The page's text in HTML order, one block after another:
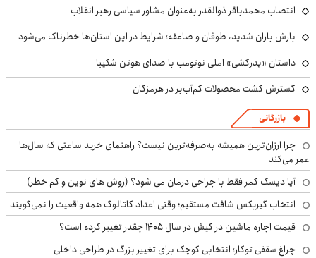
انتصاب محمدباقر ذوالقدر به‌عنوان مشاور سیاسی رهبر انقلاب
بارش باران شدید، طوفان و صاعقه؛ شرایط در این استان‌ها خطرناک می‌شود
داستان «پدرکشی» املی نوتومب با صدای هوتن شکیبا
گسترش کشت محصولات کم‌آب‌بر در هرمزگان
بازرگانی
چرا ارزان‌ترین همیشه به‌صرفه‌ترین نیست؟ راهنمای خرید ساعتی که سال‌ها
عمر می‌کند
آیا دیسک کمر فقط با جراحی درمان می شود؟ (روش های نوین و کم خطر)
انتخاب گیربکس شافت مستقیم؛ وقتی اعداد کاتالوگ همه واقعیت را نمی‌گویند
قیمت اجاره ماشین در کیش در سال ۱۴۰۵ چقدر تغییر کرده است؟
چراغ سقفی توکار؛ انتخابی کوچک برای تغییر بزرگ در طراحی داخلی